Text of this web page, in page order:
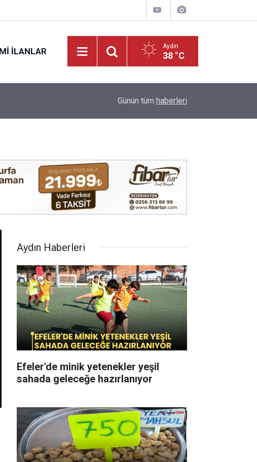
İLANLAR Aydın
38 °C
Aydın’da yeni mahsul kuru incir tezgâhta:
Günün tüm haberleri
Aydın Haberleri
Efeler'de minik yetenekler yeşil
sahada geleceğe hazırlanıyor